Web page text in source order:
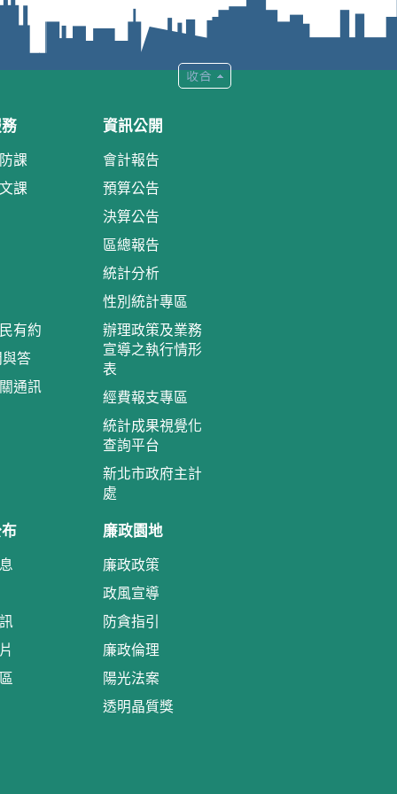
課
課
有約
答
通訊
資訊公開
會計報告
預算公告
決算公告
區總報告
統計分析
性別統計專區
辦理政策及業務
宣導之執行情形
表
經費報支專區
統計成果視覺化
查詢平台
新北市政府主計
處
廉政園地
廉政政策
政風宣導
防貪指引
廉政倫理
陽光法案
透明晶質獎